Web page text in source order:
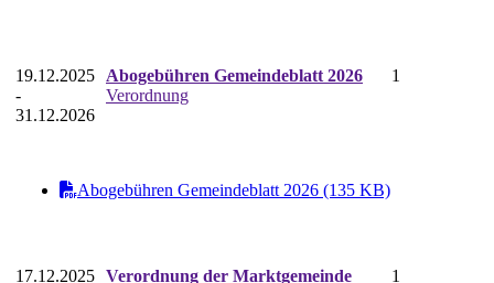
19.12.2025
-
31.12.2026
Abogebühren Gemeindeblatt 2026
Verordnung
1
Abogebühren Gemeindeblatt 2026 (135 KB)
17.12.2025 Verordnung der Marktgemeinde 1